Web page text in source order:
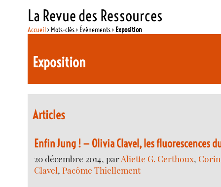
La Revue des Ressources
Accueil> Mots-clés > Événements > Exposition
Exposition
Articles
Enfin Jung ! — Olivia Clavel, les fluorescences
20 décembre 2014, parAliette G. Certhoux,
Clavel, Pacôme Thiellement